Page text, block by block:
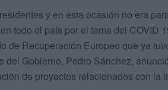
y en esta ocasión no era
todo el país por el tema del COVID
de Recuperación Europeo que ya
del Gobierno, Pedro Sánchez,
de proyectos relacionados con la